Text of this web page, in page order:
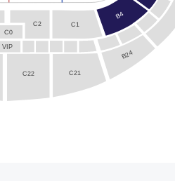
B24
C21
C1
B4
C2
C0
C22
VIP